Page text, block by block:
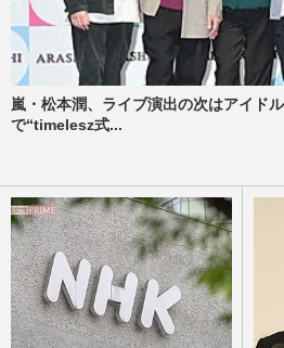
嵐・松本潤、ライブ演出の次はアイド
で“timelesz式...